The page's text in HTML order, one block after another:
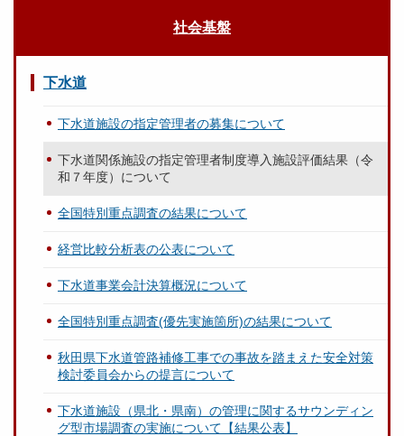
社会基盤
下水道
下水道施設の指定管理者の募集について
下水道関係施設の指定管理者制度導入施設評価結果（令
和７年度）について
全国特別重点調査の結果について
経営比較分析表の公表について
下水道事業会計決算概況について
全国特別重点調査(優先実施箇所)の結果について
秋田県下水道管路補修工事での事故を踏まえた安全対策
検討委員会からの提言について
下水道施設（県北・県南）の管理に関するサウンディン
グ型市場調査の実施について【結果公表】